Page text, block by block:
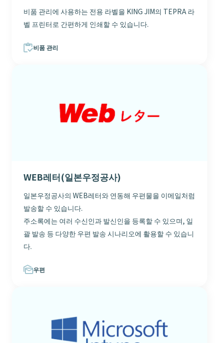
비품 관리에 사용하는 전용 라벨을 KING JIM의 TEPRA 라
벨 프린터로 간편하게 인쇄할 수 있습니다.
비품 관리
WEB레터(일본우정공사)
일본우정공사의 WEB레터와 연동해 우편물을 이메일처럼
발송할 수 있습니다.
주소록에는 여러 수신인과 발신인을 등록할 수 있으며, 일
괄 발송 등 다양한 우편 발송 시나리오에 활용할 수 있습니
다.
우편